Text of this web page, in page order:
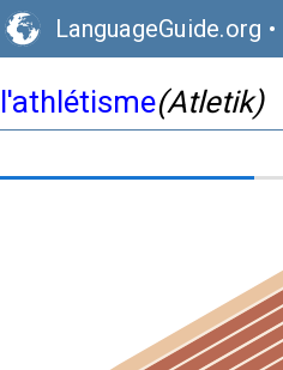
LanguageGuide.org •
l'athlétisme(Atletik)